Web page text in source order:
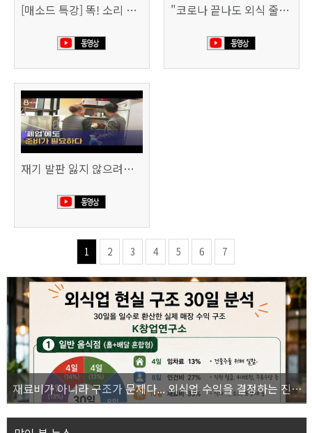
[매소드 특강] 똑! 소리 나는 사업 정리 비법 "코로나 끝나도 외식 줄이겠다"…위기의 식당들 (SBS 8시 뉴스)
재기 발판 잃지 않으려면…'폐업'에도 준비가 필요하다 (SBS 8시 뉴스)
1 2 3 4 5 6 7
재료비가 아니라 구조가 문제다... 외식업 수익을 결정하는 진짜 숫자의 비밀